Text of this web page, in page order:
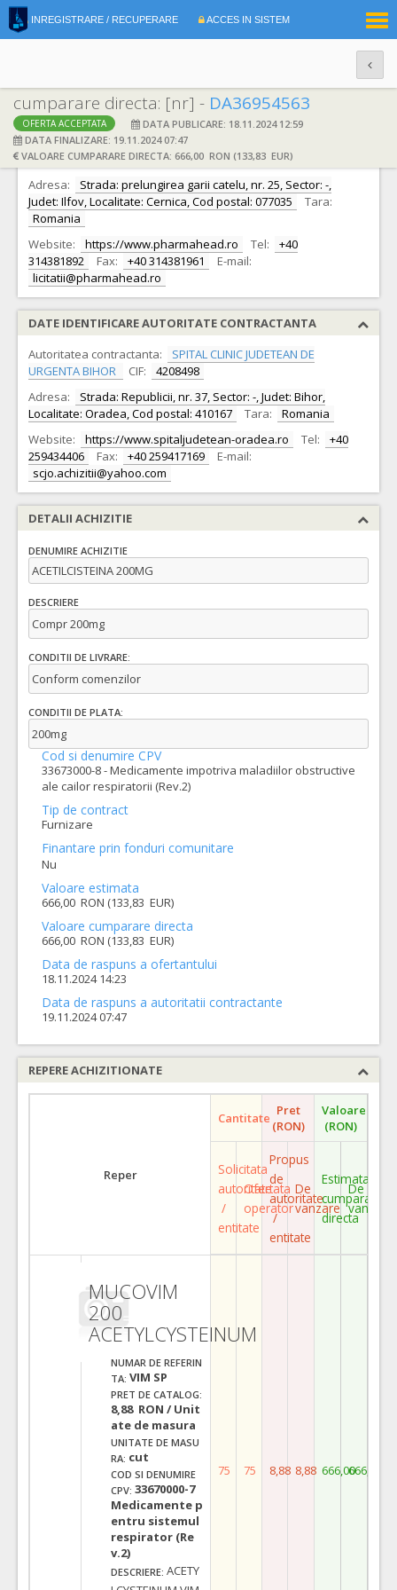
INREGISTRARE / RECUPERARE ACCES IN SISTEM
cumparare directa: [nr] - DA36954563
OFERTA ACCEPTATA
DATA PUBLICARE: 18.11.2024 12:59
DATA FINALIZARE: 19.11.2024 07:47
VALOARE CUMPARARE DIRECTA: 666,00 RON (133,83 EUR)
DATE IDENTIFICARE OFERTANT
Ofertant: S.C. PHARM AHEAD S.R.L. S.R.L. CIF: 29852817
Adresa:
Strada: prelungirea garii catelu, nr. 25, Sector: -,
Judet: Ilfov, Localitate: Cernica, Cod postal: 077035
Tara:
Romania
Website:
https://www.pharmahead.ro Tel:
+40
314381892
Fax: +40 314381961
E-mail:
licitatii@pharmahead.ro
DATE IDENTIFICARE AUTORITATE CONTRACTANTA
Autoritatea contractanta:
SPITAL CLINIC JUDETEAN DE
URGENTA BIHOR
CIF:
4208498
Adresa:
Strada: Republicii, nr. 37, Sector: -, Judet: Bihor,
Localitate: Oradea, Cod postal: 410167
Tara:
Romania
Website:
https://www.spitaljudetean-oradea.ro Tel:
+40
259434406
Fax: +40 259417169
E-mail:
scjo.achizitii@yahoo.com
DETALII ACHIZITIE
DENUMIRE ACHIZITIE
ACETILCISTEINA 200MG
DESCRIERE
Compr 200mg
CONDITII DE LIVRARE:
Conform comenzilor
CONDITII DE PLATA:
200mg
Cod si denumire CPV
33673000-8 - Medicamente impotriva maladiilor obstructive
ale cailor respiratorii (Rev.2)
Tip de contract
Furnizare
Finantare prin fonduri comunitare
Nu
Valoare estimata
666,00 RON (133,83 EUR)
Valoare cumparare directa
666,00 RON (133,83 EUR)
Data de raspuns a ofertantului
18.11.2024 14:23
Data de raspuns a autoritatii contractante
19.11.2024 07:47
REPERE ACHIZITIONATE
Reper
Cantitate Pret
(RON)
Valoare
(RON)
Solicitata
autoritate
/
entitate
Ofertata
operator
Propus
de
autoritate
/
entitate
De
vanzare
Estimata
cumparare
directa
De
vanzare
MUCOVIM
200
ACETYLCYSTEINUM
NUMAR DE REFERIN
TA: VIM SP
PRET DE CATALOG:
8,88 RON / Unit
ate de masura
UNITATE DE MASU
RA: cut
COD SI DENUMIRE
CPV: 33670000-7
Medicamente p
entru sistemul
respirator (Re
v.2)
DESCRIERE: ACETY
75 75 8,88 8,88 666,00666,00